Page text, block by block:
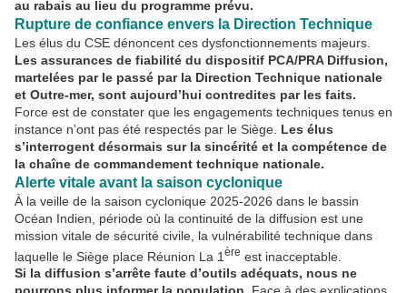
au rabais au lieu du programme prévu.
Rupture de confiance envers la Direction Technique
Les élus du CSE dénoncent ces dysfonctionnements majeurs.
Les assurances de fiabilité du dispositif PCA/PRA Diffusion,
martelées par le passé par la Direction Technique nationale
et Outre-mer, sont aujourd’hui contredites par les faits.
Force est de constater que les engagements techniques tenus en
instance n’ont pas été respectés par le Siège. Les élus
s’interrogent désormais sur la sincérité et la compétence de
la chaîne de commandement technique nationale.
Alerte vitale avant la saison cyclonique
À la veille de la saison cyclonique 2025-2026 dans le bassin
Océan Indien, période où la continuité de la diffusion est une
mission vitale de sécurité civile, la vulnérabilité technique dans
laquelle le Siège place Réunion La 1 ère est inacceptable.
Si la diffusion s’arrête faute d’outils adéquats, nous ne